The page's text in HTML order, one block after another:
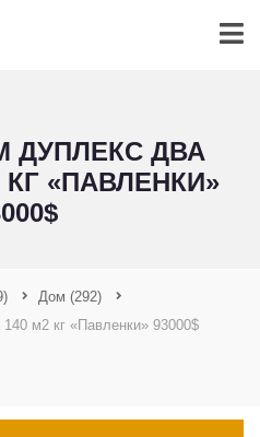
ДУПЛЕКС ДВА
«ПАВЛЕНКИ»
Дом (292)
м2 кг «Павленки» 93000$